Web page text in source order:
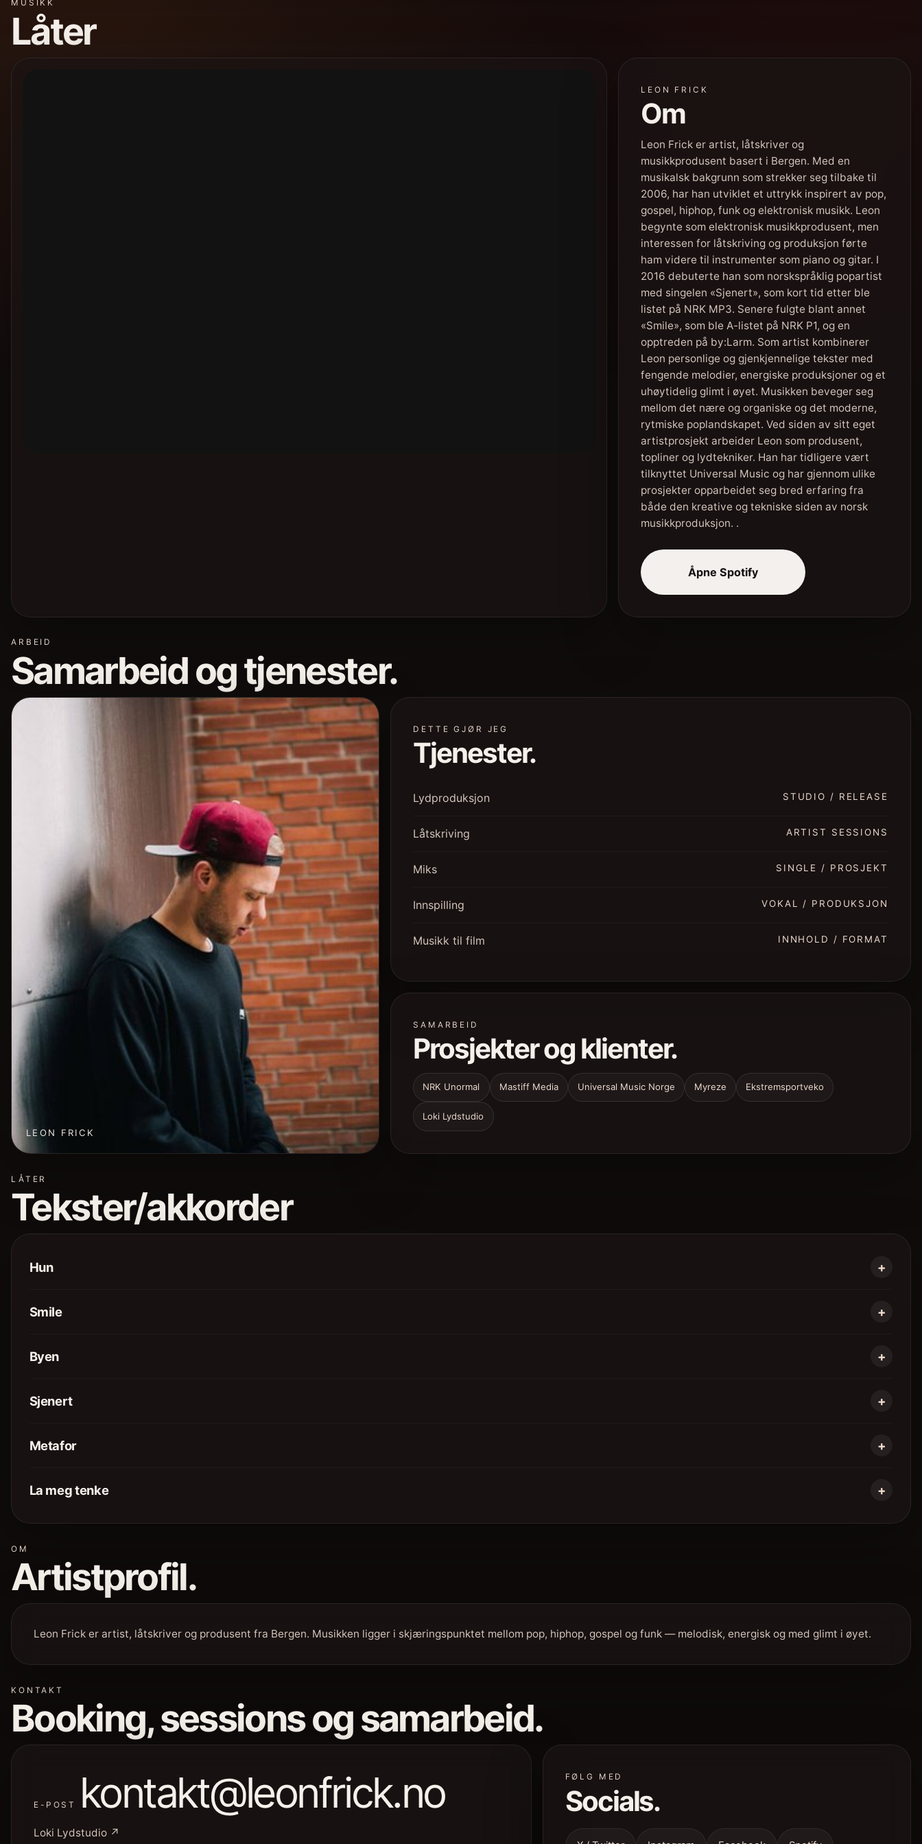
MUSIKK
Låter
LEON FRICK
Om
Leon Frick er artist, låtskriver og
musikkprodusent basert i Bergen. Med en
musikalsk bakgrunn som strekker seg tilbake til
2006, har han utviklet et uttrykk inspirert av pop,
gospel, hiphop, funk og elektronisk musikk. Leon
begynte som elektronisk musikkprodusent, men
interessen for låtskriving og produksjon førte
ham videre til instrumenter som piano og gitar. I
2016 debuterte han som norskspråklig popartist
med singelen «Sjenert», som kort tid etter ble
listet på NRK MP3. Senere fulgte blant annet
«Smile», som ble A-listet på NRK P1, og en
opptreden på by:Larm. Som artist kombinerer
Leon personlige og gjenkjennelige tekster med
fengende melodier, energiske produksjoner og et
uhøytidelig glimt i øyet. Musikken beveger seg
mellom det nære og organiske og det moderne,
rytmiske poplandskapet. Ved siden av sitt eget
artistprosjekt arbeider Leon som produsent,
topliner og lydtekniker. Han har tidligere vært
tilknyttet Universal Music og har gjennom ulike
prosjekter opparbeidet seg bred erfaring fra
både den kreative og tekniske siden av norsk
musikkproduksjon. .
Åpne Spotify
ARBEID
Samarbeid og tjenester.
LEON FRICK
DETTE GJØR JEG
Tjenester.
Lydproduksjon STUDIO / RELEASE
Låtskriving ARTIST SESSIONS
Miks SINGLE / PROSJEKT
Innspilling VOKAL / PRODUKSJON
Musikk til film INNHOLD / FORMAT
SAMARBEID
Prosjekter og klienter.
NRK Unormal Mastiff Media Universal Music Norge Myreze Ekstremsportveko
Loki Lydstudio
LÅTER
Tekster/akkorder
Hun
Smile
Byen
Sjenert
Metafor
La meg tenke
OM
Artistprofil.
Leon Frick er artist, låtskriver og produsent fra Bergen. Musikken ligger i skjæringspunktet mellom pop, hiphop, gospel og funk — melodisk, energisk og med glimt i øyet.
KONTAKT
Booking, sessions og samarbeid.
E-POST kontakt@leonfrick.no
Loki Lydstudio ↗
FØLG MED
Socials.